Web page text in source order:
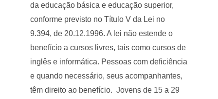
da educação básica e educação superior,
conforme previsto no Título V da Lei no
9.394, de 20.12.1996. A lei não estende o
benefício a cursos livres, tais como cursos de
inglês e informática. Pessoas com deficiência
e quando necessário, seus acompanhantes,
têm direito ao benefício. Jovens de 15 a 29